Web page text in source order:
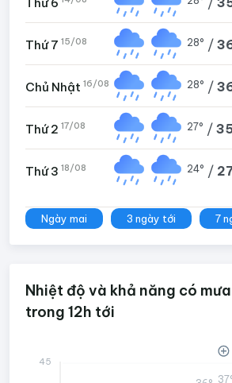
Thứ 6
Thứ 7 15/08 28° /
Chủ Nhật 16/08 28° /
Thứ 2 17/08 27° /
Thứ 3 18/08 24° /
Ngày mai 3 ngày tới 7
Nhiệt độ và khả năng có
trong 12h tới
45